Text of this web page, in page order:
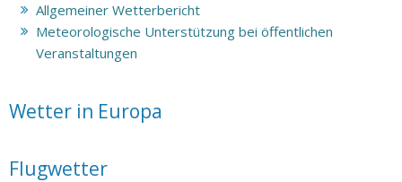
Allgemeiner Wetterbericht
Meteorologische Unterstützung bei öffentlichen
Veranstaltungen
Wetter in Europa
Flugwetter